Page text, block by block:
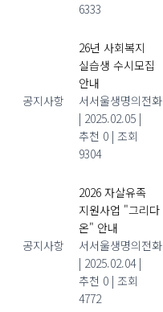
6333
공지사항
26년 사회복지
실습생 수시모집
안내
서서울생명의전화
| 2025.02.05 |
추천 0 | 조회
9304
공지사항
2026 자살유족
지원사업 "그리다
온" 안내
서서울생명의전화
| 2025.02.04 |
추천 0 | 조회
4772